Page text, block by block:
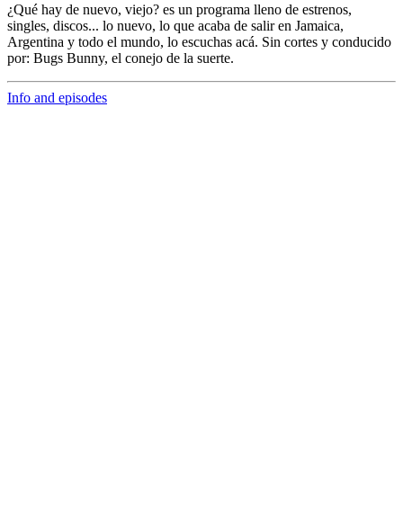
¿Qué hay de nuevo, viejo? es un programa lleno de estrenos,
singles, discos... lo nuevo, lo que acaba de salir en Jamaica,
Argentina y todo el mundo, lo escuchas acá. Sin cortes y conducido
por: Bugs Bunny, el conejo de la suerte.
Info and episodes